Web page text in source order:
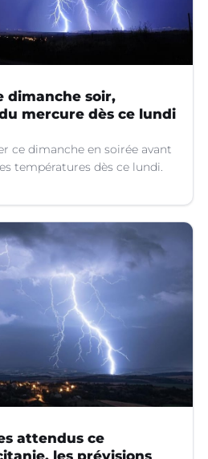
dimanche soir,
mercure dès ce lundi
ce dimanche en soirée avant
températures dès ce lundi.
attendus ce